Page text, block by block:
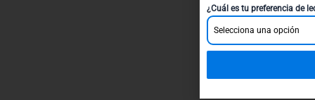
¿Cuál es tu preferencia de
Selecciona una opción